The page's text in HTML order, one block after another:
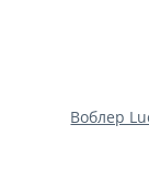
Воблер